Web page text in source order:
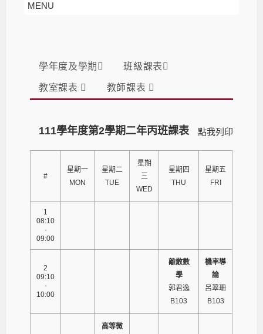
MENU
學年度及學期 班級課表
教室課表 教師課表
點我列印
111學年度第2學期二年丙班課表
#
星期一
MON
星期二
TUE
星期
三
WED
星期四
THU
星期五
FRI
1
08:10
-
09:00
2
09:10
-
10:00
離散數
學
郭君逸
B103
機率導
論
呂翠珊
B103
高等微